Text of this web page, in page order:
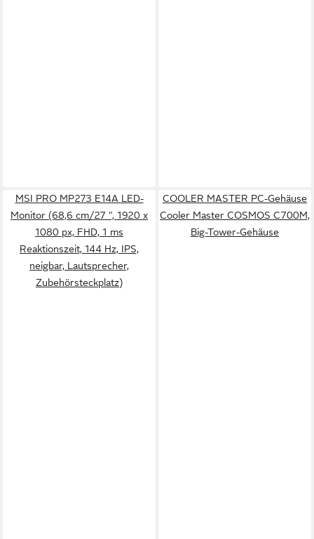
MSI PRO MP273 E14A LED-
Monitor (68,6 cm/27 ", 1920 x
1080 px, FHD, 1 ms
Reaktionszeit, 144 Hz, IPS,
neigbar, Lautsprecher,
Zubehörsteckplatz)
COOLER MASTER PC-Gehäuse
Cooler Master COSMOS C700M,
Big-Tower-Gehäuse